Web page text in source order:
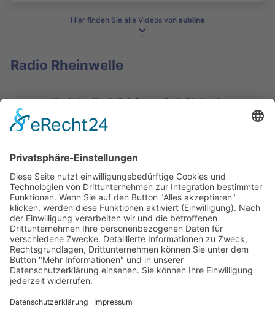
Hier finden Sie alle Videos von subline
Radio Rheinwelle
Hier finden Sie alle Beiträge vonRadio Rheinwelle
Podcasts, Themen und Informationen.
Entdecken Sie unser Forum für Medien, Bildung
und Demokratie - jederzeit und überall
verfügbar.
Mehr erfahren